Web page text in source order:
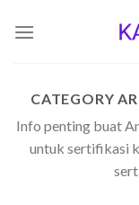
CATEGORY
Info penting buat
untuk sertifikasi